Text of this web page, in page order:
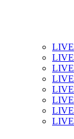
LIVE
LIVE
LIVE
LIVE
LIVE
LIVE